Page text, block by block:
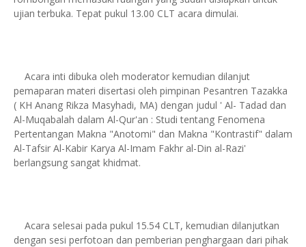
ujian terbuka. Tepat pukul 13.00 CLT acara dimulai.
Acara inti dibuka oleh moderator kemudian dilanjut
pemaparan materi disertasi oleh pimpinan Pesantren Tazakka
( KH Anang Rikza Masyhadi, MA) dengan judul ' Al- Tadad dan
Al-Muqabalah dalam Al-Qur'an : Studi tentang Fenomena
Pertentangan Makna "Anotomi" dan Makna "Kontrastif" dalam
Al-Tafsir Al-Kabir Karya Al-Imam Fakhr al-Din al-Razi'
berlangsung sangat khidmat.
Acara selesai pada pukul 15.54 CLT, kemudian dilanjutkan
dengan sesi perfotoan dan pemberian penghargaan dari pihak